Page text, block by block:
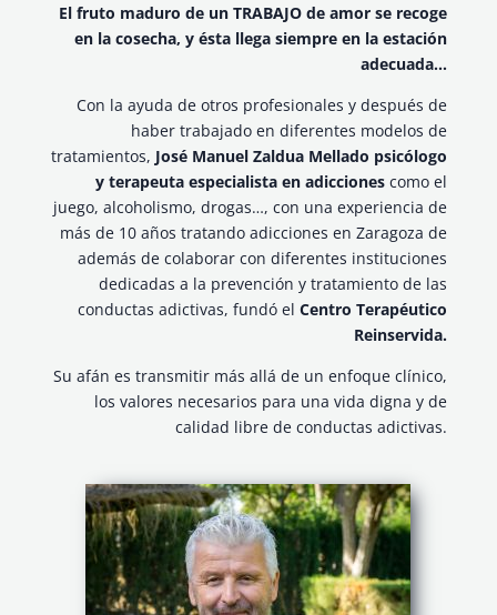
El fruto maduro de un TRABAJO de amor se recoge
en la cosecha, y ésta llega siempre en la estación
adecuada…
Con la ayuda de otros profesionales y después de
haber trabajado en diferentes modelos de
tratamientos, José Manuel Zaldua Mellado psicólogo
y terapeuta especialista en adicciones como el
juego, alcoholismo, drogas…, con una experiencia de
más de 10 años tratando adicciones en Zaragoza de
además de colaborar con diferentes instituciones
dedicadas a la prevención y tratamiento de las
conductas adictivas, fundó elCentro Terapéutico
Reinservida.
Su afán es transmitir más allá de un enfoque clínico,
los valores necesarios para una vida digna y de
calidad libre de conductas adictivas.